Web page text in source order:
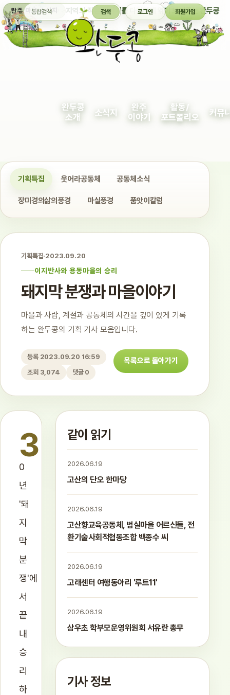
완주 마을 소식지 지역의 작은 이야기를 다정하게 엮어 보여주는 완두콩
통합검색 검색 로그인 회원가입
완두콩
소개
소식지
완주
이야기
활동/
포트폴리오
커뮤
기획특집 웃어라공동체 공동체소식
장미경의삶의풍경 마실풍경 품앗이칼럼
기획특집·2023.09.20
이지반사와 용동마을의 승리
돼지막 분쟁과 마을이야기
마을과 사람, 계절과 공동체의 시간을 깊이 있게 기록
하는 완두콩의 기획 기사 모음입니다.
등록 2023.09.20 16:59
조회 3,074
댓글 0
목록으로 돌아가기
3
0
년
'돼
지
막
분
쟁'에
서
끝
내
승
리
하
같이 읽기
2026.06.19
고산의 단오 한마당
2026.06.19
고산향교육공동체, 범실마을 어르신들, 전
환기술사회적협동조합 백종수 씨
2026.06.19
고래센터 여행동아리 '루트11'
2026.06.19
삼우초 학부모운영위원회 서유란 총무
기사 정보